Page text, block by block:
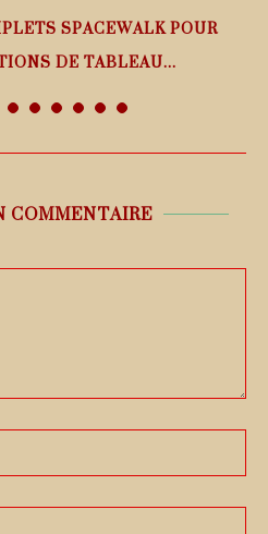
SPACEWALK POUR
DE TABLEAU...
COMMENTAIRE